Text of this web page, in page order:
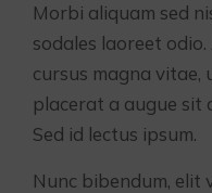
Morbi aliquam sed
sodales laoreet
cursus magna vitae,
placerat a augue sit
Sed id lectus ipsum.
Nunc bibendum, elit